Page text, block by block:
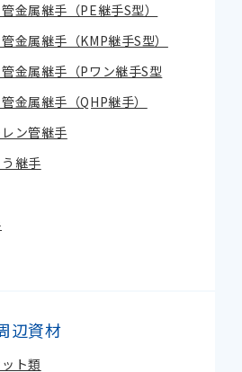
金属継手（PE継手S型）
金属継手（KMP継手S型）
金属継手（Pワン継手S型
金属継手（QHP継手）
ン管継手
継手
辺資材
ト類